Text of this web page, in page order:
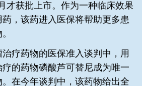
才获批上市。作为一种临床效果
，该药进入医保将帮助更多患
疗药物的医保准入谈判中，用
的药物磷酸芦可替尼成为唯一
在今年谈判中，该药物给出全